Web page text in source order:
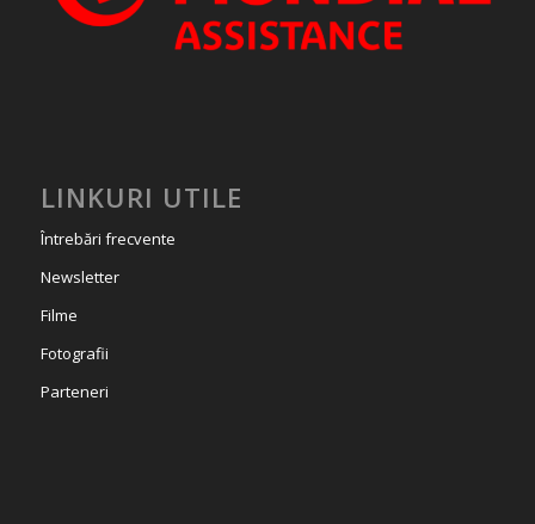
LINKURI UTILE
Întrebări frecvente
Newsletter
Filme
Fotografii
Parteneri